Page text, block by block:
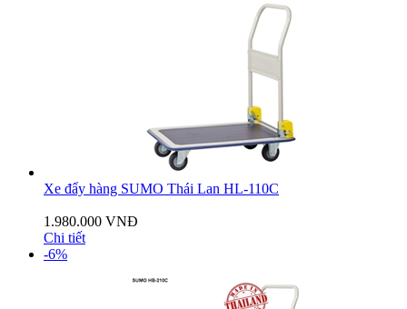
Xe đẩy hàng SUMO Thái Lan HL-110C
1.980.000 VNĐ
Chi tiết
-6%